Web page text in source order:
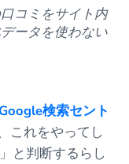
コミをサイト内
ータを使わない
検索セント
これをやってし
と判断するらし